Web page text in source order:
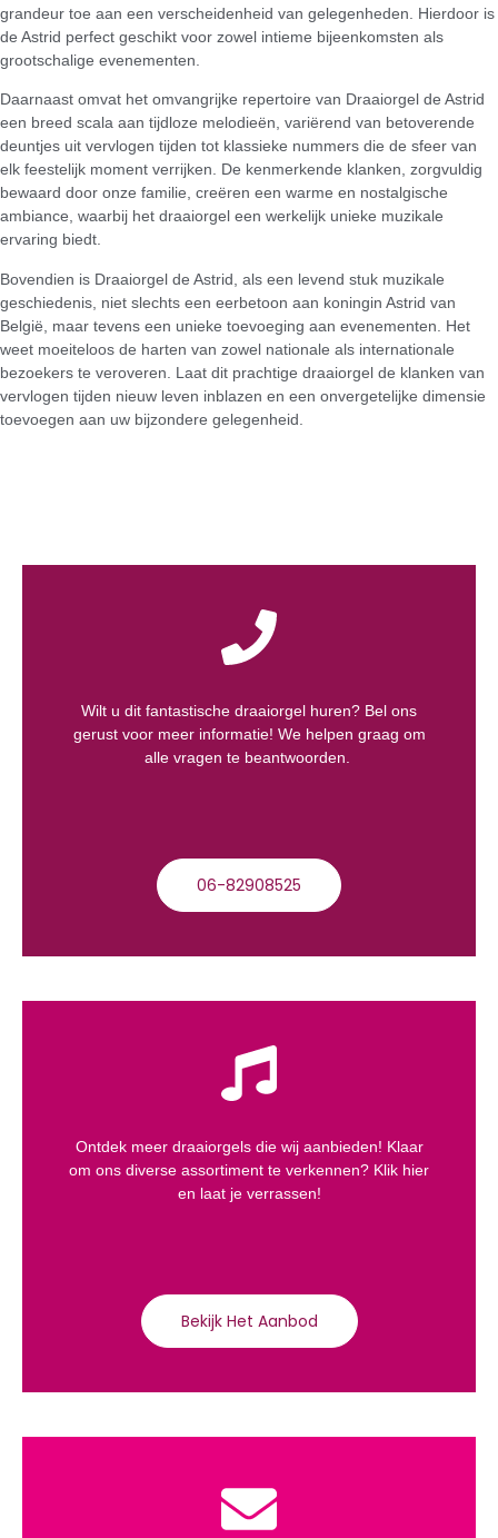
grandeur toe aan een verscheidenheid van gelegenheden. Hierdoor is
de Astrid perfect geschikt voor zowel intieme bijeenkomsten als
grootschalige evenementen.
Daarnaast omvat het omvangrijke repertoire van Draaiorgel de Astrid
een breed scala aan tijdloze melodieën, variërend van betoverende
deuntjes uit vervlogen tijden tot klassieke nummers die de sfeer van
elk feestelijk moment verrijken. De kenmerkende klanken, zorgvuldig
bewaard door onze familie, creëren een warme en nostalgische
ambiance, waarbij het draaiorgel een werkelijk unieke muzikale
ervaring biedt.
Bovendien is Draaiorgel de Astrid, als een levend stuk muzikale
geschiedenis, niet slechts een eerbetoon aan koningin Astrid van
België, maar tevens een unieke toevoeging aan evenementen. Het
weet moeiteloos de harten van zowel nationale als internationale
bezoekers te veroveren. Laat dit prachtige draaiorgel de klanken van
vervlogen tijden nieuw leven inblazen en een onvergetelijke dimensie
toevoegen aan uw bijzondere gelegenheid.
Wilt u dit fantastische draaiorgel huren? Bel ons
gerust voor meer informatie! We helpen graag om
alle vragen te beantwoorden.
06-82908525
Ontdek meer draaiorgels die wij aanbieden! Klaar
om ons diverse assortiment te verkennen? Klik hier
en laat je verrassen!
Bekijk Het Aanbod